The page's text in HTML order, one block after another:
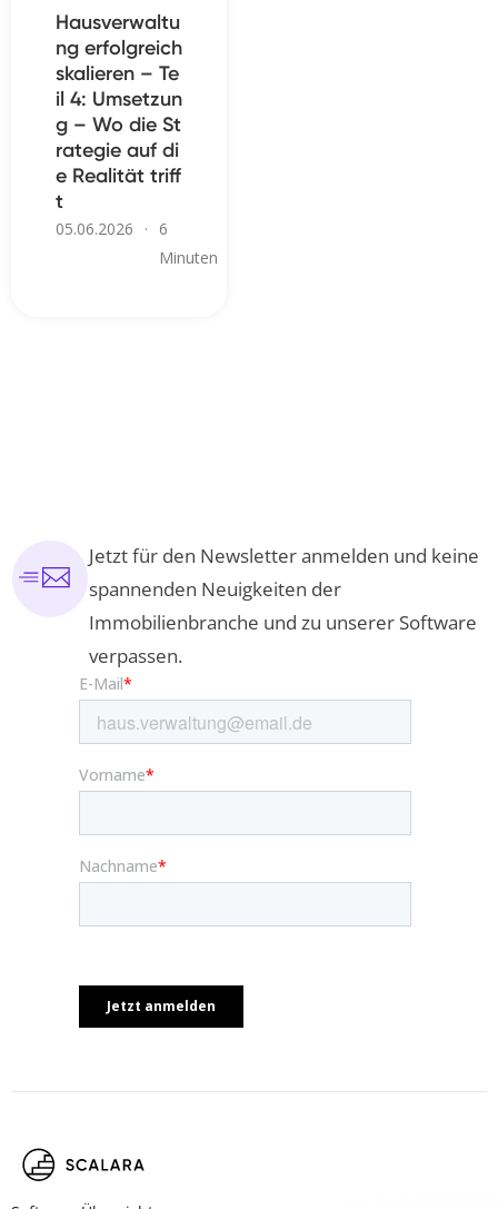
Hausverwaltu
ng erfolgreich
skalieren – Te
il 4: Umsetzun
g – Wo die St
rategie auf di
e Realität triff
t
05.06.2026 ·
6
Minuten
Jetzt für den Newsletter anmelden und keine
spannenden Neuigkeiten der
Immobilienbranche und zu unserer Software
verpassen.